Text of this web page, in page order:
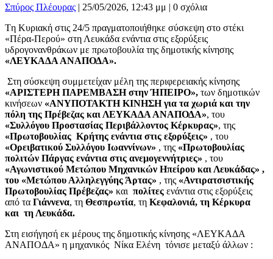
Σπύρος Πλέουρας | 25/05/2026, 12:43 μμ | 0 σχόλια
Tη Κυριακή στις 24/5 πραγματοποιήθηκε σύσκεψη στο στέκι
«Πέρα-Περού» στη Λευκάδα ενάντια στις εξορύξεις
υδρογονανθράκων με πρωτοβουλία της δημοτικής κίνησης
«ΛΕΥΚΑΔΑ ΑΝΑΠΟΔΑ».
Στη σύσκεψη συμμετείχαν μέλη της περιφερειακής κίνησης
«ΑΡΙΣΤΕΡΗ ΠΑΡΕΜΒΑΣΗ στην ΉΠΕΙΡΟ», των δημοτικών
κινήσεων «ΑΝΥΠΟΤΑΚΤΗ ΚΙΝΗΣΗ για τα χωριά και την
πόλη της Πρέβεζας και ΛΕΥΚΑΔΑ ΑΝΑΠΟΔΑ», του
«Συλλόγου Προστασίας Περιβάλλοντος Κέρκυρας», της
«Πρωτοβουλίας Κρήτης ενάντια στις εξορύξεις» , του
«Ορειβατικού Συλλόγου Ιωαννίνων» , της «Πρωτοβουλίας
πολιτών Πάργας ενάντια στις ανεμογεννήτριες» , του
«Αγωνιστικού Μετώπου Μηχανικών Ηπείρου και Λευκάδας» ,
του «Μετώπου Αλληλεγγύης Άρτας» , της «Αντιρατσιστικής
Πρωτοβουλίας Πρέβεζας» και πολίτες ενάντια στις εξορύξεις
από τα Γιάννενα, τη Θεσπρωτία, τη Κεφαλονιά, τη Κέρκυρα
και τη Λευκάδα.
Στη εισήγησή εκ μέρους της δημοτικής κίνησης «ΛΕΥΚΑΔΑ
ΑΝΑΠΟΔΑ» η μηχανικός Νίκα Ελένη τόνισε μεταξύ άλλων :